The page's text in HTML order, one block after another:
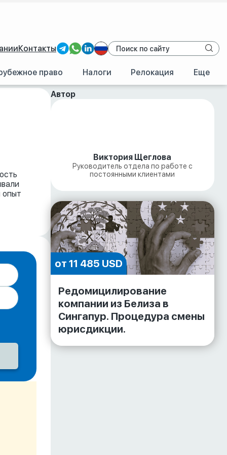
Контакты
право Налоги Релокация Еще
опыт
Автор
Виктория Щеглова
Руководитель отдела по работе с
постоянными клиентами
от 11 485 USD
Редомицилирование
компании из Белиза в
Сингапур. Процедура смены
юрисдикции.